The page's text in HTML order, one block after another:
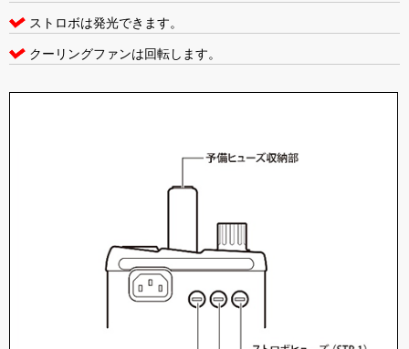
ストロボは発光できます。
クーリングファンは回転します。